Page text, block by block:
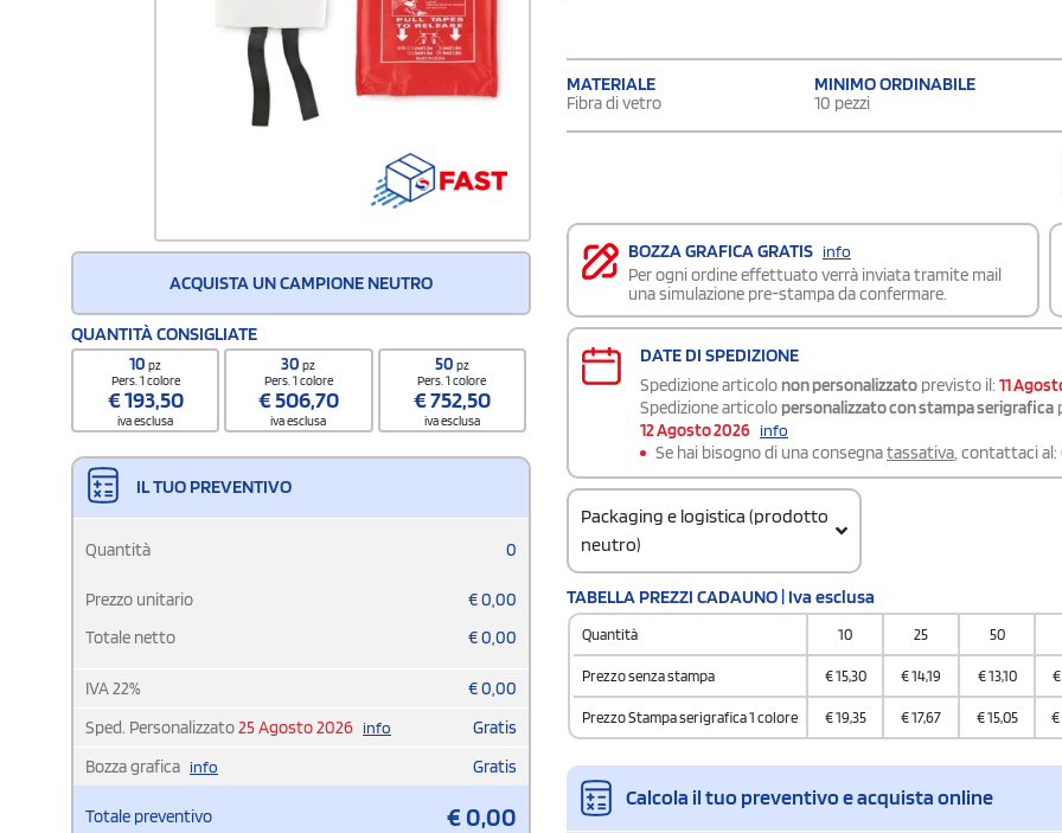
ACQUISTA UN CAMPIONE NEUTRO
QUANTITÀ CONSIGLIATE
10pz
Pers. 1 colore
€193,50
iva esclusa
30pz
Pers. 1 colore
€506,70
iva esclusa
50 pz
Pers. 1 colore
€752,50
iva esclusa
IL TUO PREVENTIVO
Quantità 0
Prezzo unitario €0,00
Totale netto
€0,00
IVA22% €0,00
Sped. Personalizzato25 Agosto 2026 info
Gratis
Bozza grafica info Gratis
Totale preventivo €0,00
MATERIALE
Fibra di vetro
MINIMO ORDINABILE
10 pezzi
BOZZA GRAFICA GRATIS info
Per ogni ordine effettuato verrà inviata tramite mail
una simulazione pre-stampa da confermare.
DATE DI SPEDIZIONE
Spedizione articolo non personalizzato previsto il: 11
Spedizione articolo personalizzato con stampa serigrafica
12 Agosto 2026 info
Se hai bisogno di una consegnatassativa , contattaci al:
Packaging e logistica (prodotto
neutro)
7019 9000
Quantità per scatola
12
TABELLA PREZZI CADAUNO | Iva esclusa
Quantità 10 25 50
Prezzo senza stampa €15,30 €14,19 €13,10 €
Prezzo Stampa serigrafica 1 colore €19,35 €17,67 €15,05 €
Calcola il tuo preventivo e acquista online